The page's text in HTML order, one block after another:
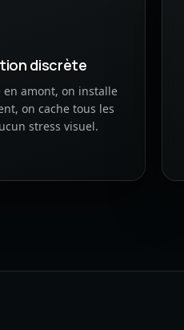
discrète
en amont, on installe
on cache tous les
stress visuel.